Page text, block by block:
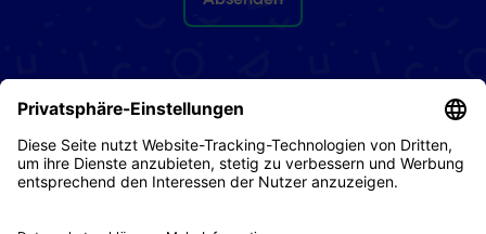
Rückgaberecht
Datenschutz